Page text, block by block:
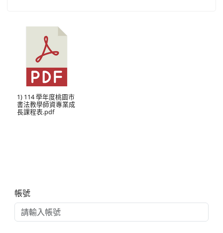
1) 114 學年度桃園市
書法教學師資專業成
長課程表.pdf
帳號